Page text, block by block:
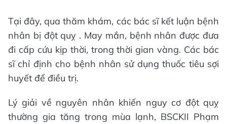
Tại đây, qua thăm khám, các bác sĩ kết luận bệnh
nhân bị đột quỵ . May mắn, bệnh nhân được đưa
đi cấp cứu kịp thời, trong thời gian vàng. Các bác
sĩ chỉ định cho bệnh nhân sử dụng thuốc tiêu sợi
huyết để điều trị.
Lý giải về nguyên nhân khiến nguy cơ đột quỵ
thường gia tăng trong mùa lạnh, BSCKII Phạm